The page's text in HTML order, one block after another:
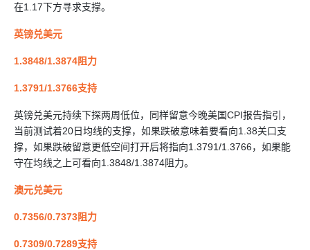
在1.17下方寻求支撑。
英镑兑美元
1.3848/1.3874阻力
1.3791/1.3766支持
英镑兑美元持续下探两周低位，同样留意今晚美国CPI报告指引，
当前测试着20日均线的支撑，如果跌破意味着要看向1.38关口支
撑，如果跌破留意更低空间打开后将指向1.3791/1.3766，如果能
守在均线之上可看向1.3848/1.3874阻力。
澳元兑美元
0.7356/0.7373阻力
0.7309/0.7289支持